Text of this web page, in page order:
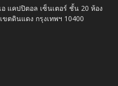
อ แคปปิตอล เซ็นเตอร์ ชั้น 20 ห้อง
ตดินแดง กรุงเทพฯ 10400